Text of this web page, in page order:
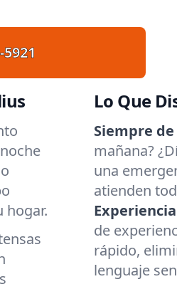
hogar.
Lo Que
Siempre
mañana?
una
atienden
de
rápido,
lenguaje